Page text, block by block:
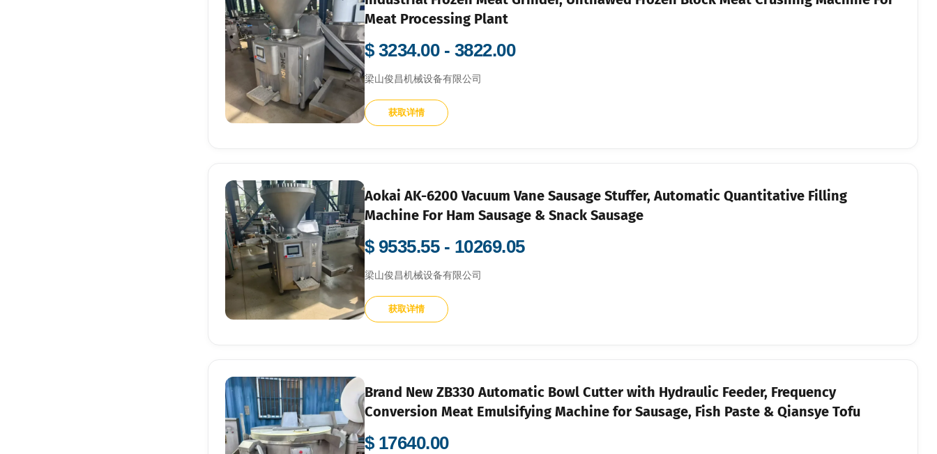
Meat Processing Plant
$ 3234.00 - 3822.00
梁山俊昌机械设备有限公司
获取详情
Aokai AK-6200 Vacuum Vane Sausage Stuffer, Automatic Quantitative Filling
Machine For Ham Sausage & Snack Sausage
$ 9535.55 - 10269.05
梁山俊昌机械设备有限公司
获取详情
Brand New ZB330 Automatic Bowl Cutter with Hydraulic Feeder, Frequency
Conversion Meat Emulsifying Machine for Sausage, Fish Paste & Qiansye Tofu
$ 17640.00